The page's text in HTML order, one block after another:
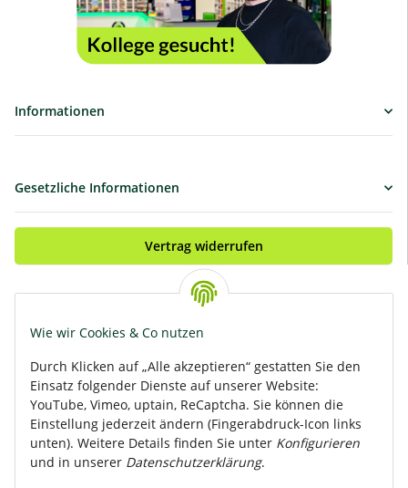
Wie wir Cookies & Co nutzen
Durch Klicken auf „Alle akzeptieren“ gestatten Sie den
Einsatz folgender Dienste auf unserer Website:
YouTube, Vimeo, uptain, ReCaptcha. Sie können die
Einstellung jederzeit ändern (Fingerabdruck-Icon links
unten). Weitere Details finden Sie unter Konfigurieren
und in unserer Datenschutzerklärung.
Informationen
Gesetzliche Informationen
Vertrag widerrufen
Rasante Zustellung mit: